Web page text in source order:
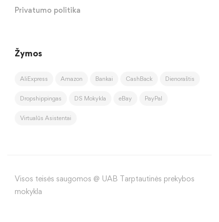
Privatumo politika
Žymos
AliExpress Amazon Bankai CashBack Dienoraštis
Dropshippingas DS Mokykla eBay PayPal
Virtualūs Asistentai
Visos teisės saugomos @ UAB Tarptautinės prekybos
mokykla